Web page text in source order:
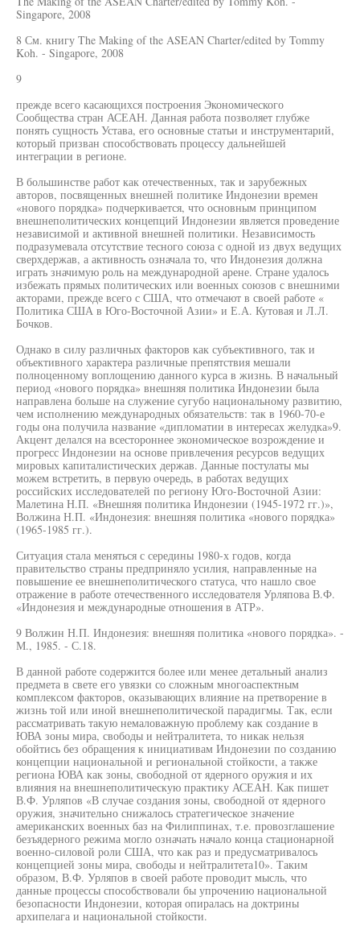
Singapore, 2008
8 См. книгу The Making of the ASEAN Charter/edited by Tommy
Koh. - Singapore, 2008
9
прежде всего касающихся построения Экономического
Сообщества стран АСЕАН. Данная работа позволяет глубже
понять сущность Устава, его основные статьи и инструментарий,
который призван способствовать процессу дальнейшей
интеграции в регионе.
В большинстве работ как отечественных, так и зарубежных
авторов, посвященных внешней политике Индонезии времен
«нового порядка» подчеркивается, что основным принципом
внешнеполитических концепций Индонезии является проведение
независимой и активной внешней политики. Независимость
подразумевала отсутствие тесного союза с одной из двух ведущих
сверхдержав, а активность означала то, что Индонезия должна
играть значимую роль на международной арене. Стране удалось
избежать прямых политических или военных союзов с внешними
акторами, прежде всего с США, что отмечают в своей работе «
Политика США в Юго-Восточной Азии» и Е.А. Кутовая и Л.Л.
Бочков.
Однако в силу различных факторов как субъективного, так и
объективного характера различные препятствия мешали
полноценному воплощению данного курса в жизнь. В начальный
период «нового порядка» внешняя политика Индонезии была
направлена больше на служение сугубо национальному развитию,
чем исполнению международных обязательств: так в 1960-70-е
годы она получила название «дипломатии в интересах желудка»9.
Акцент делался на всестороннее экономическое возрождение и
прогресс Индонезии на основе привлечения ресурсов ведущих
мировых капиталистических держав. Данные постулаты мы
можем встретить, в первую очередь, в работах ведущих
российских исследователей по региону Юго-Восточной Азии:
Малетина Н.П. «Внешняя политика Индонезии (1945-1972 гг.)»,
Волжина Н.П. «Индонезия: внешняя политика «нового порядка»
(1965-1985 гг.).
Ситуация стала меняться с середины 1980-х годов, когда
правительство страны предприняло усилия, направленные на
повышение ее внешнеполитического статуса, что нашло свое
отражение в работе отечественного исследователя Урляпова В.Ф.
«Индонезия и международные отношения в АТР».
9 Волжин Н.П. Индонезия: внешняя политика «нового порядка». -
М., 1985. - С.18.
В данной работе содержится более или менее детальный анализ
предмета в свете его увязки со сложным многоаспектным
комплексом факторов, оказывающих влияние на претворение в
жизнь той или иной внешнеполитической парадигмы. Так, если
рассматривать такую немаловажную проблему как создание в
ЮВА зоны мира, свободы и нейтралитета, то никак нельзя
обойтись без обращения к инициативам Индонезии по созданию
концепции национальной и региональной стойкости, а также
региона ЮВА как зоны, свободной от ядерного оружия и их
влияния на внешнеполитическую практику АСЕАН. Как пишет
В.Ф. Урляпов «В случае создания зоны, свободной от ядерного
оружия, значительно снижалось стратегическое значение
американских военных баз на Филиппинах, т.е. провозглашение
безъядерного режима могло означать начало конца стационарной
военно-силовой роли США, что как раз и предусматривалось
концепцией зоны мира, свободы и нейтралитета10». Таким
образом, В.Ф. Урляпов в своей работе проводит мысль, что
данные процессы способствовали бы упрочению национальной
безопасности Индонезии, которая опиралась на доктрины
архипелага и национальной стойкости.